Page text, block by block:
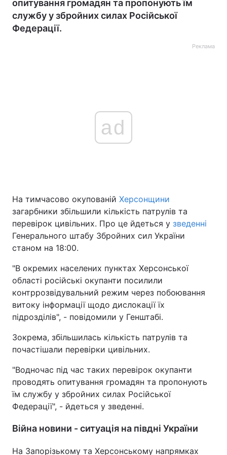
опитування громадян та пропонують їм
службу у збройних силах Російської
Федерації.
Реклама
ad
На тимчасово окупованій Херсонщини
загарбники збільшили кількість патрулів та
перевірок цивільних. Про це йдеться у зведенні
Генерального штабу Збройних сил України
станом на 18:00.
"В окремих населених пунктах Херсонської
області російські окупанти посилили
контррозвідувальний режим через побоювання
витоку інформації щодо дислокації їх
підрозділів", - повідомили у Генштабі.
Зокрема, збільшилась кількість патрулів та
почастішали перевірки цивільних.
"Водночас під час таких перевірок окупанти
проводять опитування громадян та пропонують
їм службу у збройних силах Російської
Федерації", - йдеться у зведенні.
Війна новини - ситуація на півдні України
На Запорізькому та Херсонському напрямках